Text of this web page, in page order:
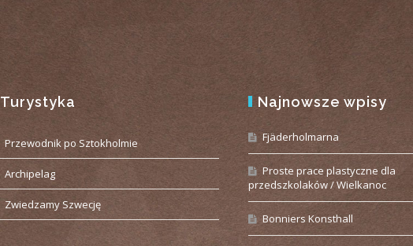
Turystyka
Przewodnik po Sztokholmie
Archipelag
Zwiedzamy Szwecję
Najnowsze wpisy
Fjäderholmarna
Proste prace plastyczne dla
przedszkolaków / Wielkanoc
Bonniers Konsthall